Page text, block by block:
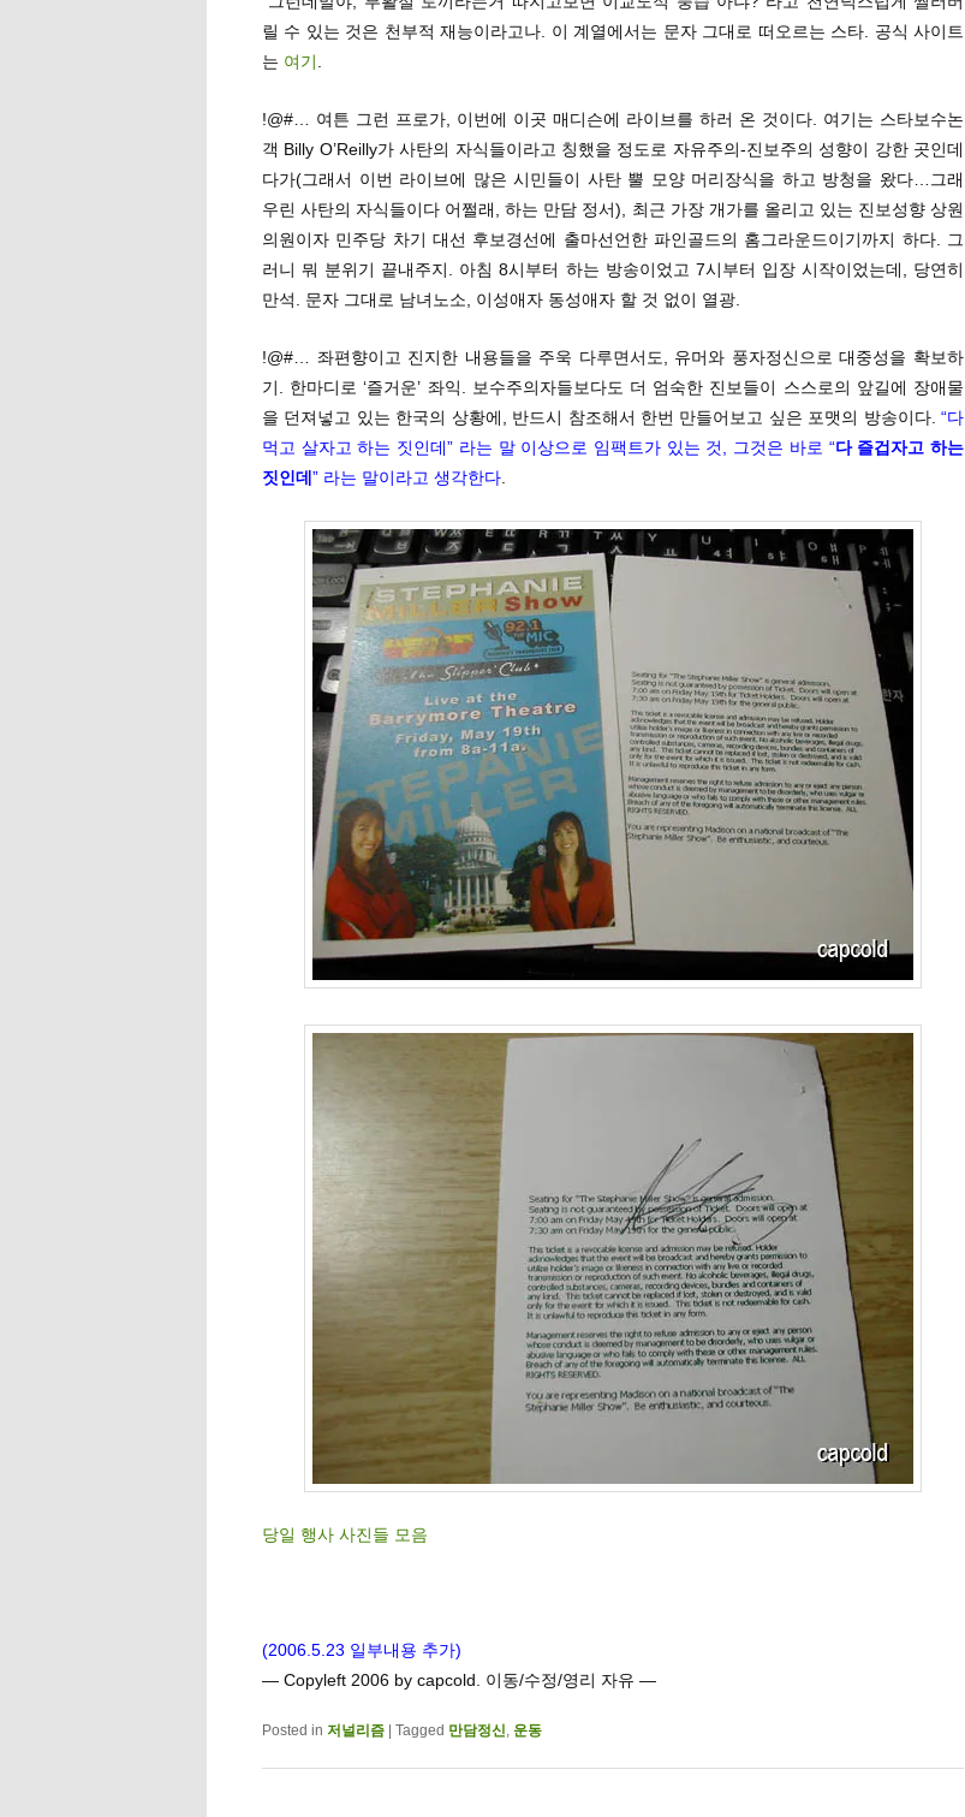
릴 수 있는 것은 천부적 재능이라고나. 이 계열에서는 문자 그대로 떠오르는 스타. 공식 사이트
는 여기.
!@#… 여튼 그런 프로가, 이번에 이곳 매디슨에 라이브를 하러 온 것이다. 여기는 스타보수논
객 Billy O’Reilly가 사탄의 자식들이라고 칭했을 정도로 자유주의-진보주의 성향이 강한 곳인데
다가(그래서 이번 라이브에 많은 시민들이 사탄 뿔 모양 머리장식을 하고 방청을 왔다…그래
우린 사탄의 자식들이다 어쩔래, 하는 만담 정서), 최근 가장 개가를 올리고 있는 진보성향 상원
의원이자 민주당 차기 대선 후보경선에 출마선언한 파인골드의 홈그라운드이기까지 하다. 그
러니 뭐 분위기 끝내주지. 아침 8시부터 하는 방송이었고 7시부터 입장 시작이었는데, 당연히
만석. 문자 그대로 남녀노소, 이성애자 동성애자 할 것 없이 열광.
!@#… 좌편향이고 진지한 내용들을 주욱 다루면서도, 유머와 풍자정신으로 대중성을 확보하
기. 한마디로 ‘즐거운’ 좌익. 보수주의자들보다도 더 엄숙한 진보들이 스스로의 앞길에 장애물
을 던져넣고 있는 한국의 상황에, 반드시 참조해서 한번 만들어보고 싶은 포맷의 방송이다. “다
먹고 살자고 하는 짓인데” 라는 말 이상으로 임팩트가 있는 것, 그것은 바로 “다 즐겁자고 하는
짓인데 ” 라는 말이라고 생각한다
당일 행사 사진들 모음
(2006.5.23 일부내용 추가)
— Copyleft 2006 by capcold. 이동/수정/영리 자유 —
Posted in 저널리즘 Tagged 만담정신, 운동